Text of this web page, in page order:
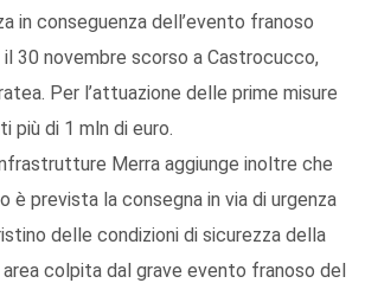
in conseguenza dell’evento franoso
30 novembre scorso a Castrocucco,
Per l’attuazione delle prime misure
più di 1 mln di euro.
Merra aggiunge inoltre che
è prevista la consegna in via di urgenza
delle condizioni di sicurezza della
area colpita dal grave evento franoso del